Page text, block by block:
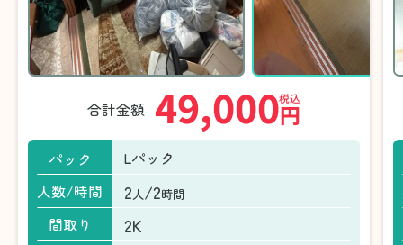
合計金額 49,000円
税込
パック
Lパック
人数/時間
2人/2時間
間取り 2K